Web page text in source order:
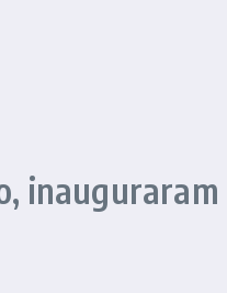
inauguraram